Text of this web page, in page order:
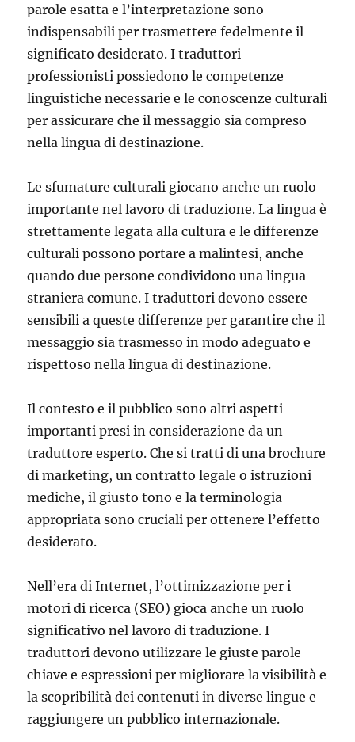
parole esatta e l’interpretazione sono
indispensabili per trasmettere fedelmente il
significato desiderato. I traduttori
professionisti possiedono le competenze
linguistiche necessarie e le conoscenze culturali
per assicurare che il messaggio sia compreso
nella lingua di destinazione.
Le sfumature culturali giocano anche un ruolo
importante nel lavoro di traduzione. La lingua è
strettamente legata alla cultura e le differenze
culturali possono portare a malintesi, anche
quando due persone condividono una lingua
straniera comune. I traduttori devono essere
sensibili a queste differenze per garantire che il
messaggio sia trasmesso in modo adeguato e
rispettoso nella lingua di destinazione.
Il contesto e il pubblico sono altri aspetti
importanti presi in considerazione da un
traduttore esperto. Che si tratti di una brochure
di marketing, un contratto legale o istruzioni
mediche, il giusto tono e la terminologia
appropriata sono cruciali per ottenere l’effetto
desiderato.
Nell’era di Internet, l’ottimizzazione per i
motori di ricerca (SEO) gioca anche un ruolo
significativo nel lavoro di traduzione. I
traduttori devono utilizzare le giuste parole
chiave e espressioni per migliorare la visibilità e
la scopribilità dei contenuti in diverse lingue e
raggiungere un pubblico internazionale.